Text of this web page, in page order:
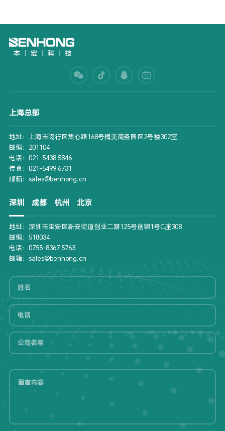
上海总部
地址：上海市闵行区集心路168号梅美商务园区2号楼302室
邮编：201104
电话：021-5438 5846
传真：021-5499 6731
邮箱：sales@benhong.cn
深圳 成都 杭州 北京
地址：深圳市宝安区新安街道创业二路125号创锦1号C座308
邮编：518034
电话：0755-8367 5763
邮箱：sales@benhong.cn